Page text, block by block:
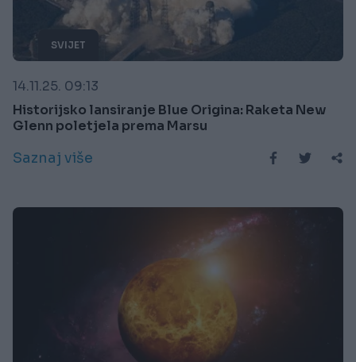
SVIJET
14.11.25. 09:13
Historijsko lansiranje Blue Origina: Raketa New
Glenn poletjela prema Marsu
Saznaj više